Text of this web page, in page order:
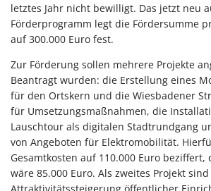
letztes Jahr nicht bewilligt. Das jetzt neu
Förderprogramm legt die Fördersumme
auf 300.000 Euro fest.
Zur Förderung sollen mehrere Projekte
Beantragt wurden: die Erstellung eines
für den Ortskern und die Wiesbadener
für Umsetzungsmaßnahmen, die
Lauschtour als digitalen Stadtrundgang
von Angeboten für Elektromobilität.
Gesamtkosten auf 110.000 Euro beziffert,
wäre 85.000 Euro. Als zweites Projekt
Attraktivitätssteigerung öffentlicher